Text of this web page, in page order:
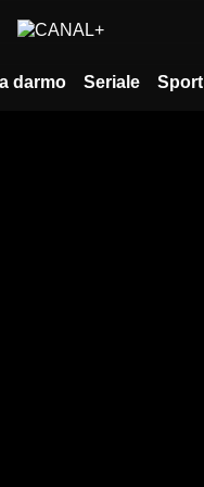
darmo Seriale Sport